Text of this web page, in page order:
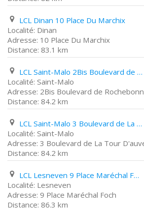
LCL Dinan 10 Place Du Marchix
Dinan
10 Place Du Marchix
83.1 km
LCL Saint-Malo 2Bis Boulevard de Rochebonne
Saint-Malo
2Bis Boulevard de
84.2 km
LCL Saint-Malo 3 Boulevard de La Tour D'auvergne
Saint-Malo
3 Boulevard de La Tour
84.2 km
LCL Lesneven 9 Place Maréchal Foch
Lesneven
9 Place Maréchal Foch
86.3 km